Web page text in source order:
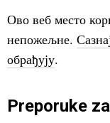
Ово веб место
непожељне.
обрађују.
Preporuke